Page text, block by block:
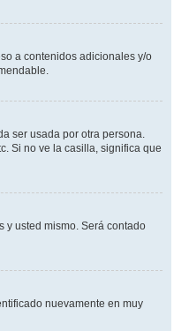
a contenidos adicionales y/o
ser usada por otra persona.
Si no ve la casilla, significa que
y usted mismo. Será contado
nuevamente en muy